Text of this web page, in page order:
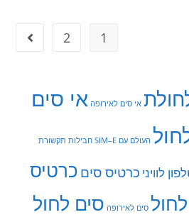
1
2
אי סים לאירופה אי סים
העולם עם SIM–E חבילות תקשורת
לוויני כרטיס סיםכרטיס
סים לאירופה סים לחול